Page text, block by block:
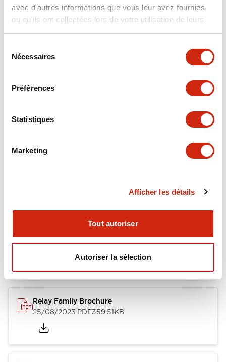
avec d'autres informations que vous leur avez fournies
ou qu'ils ont collectées lors de votre utilisation de leurs
services.
Nécessaires
Préférences
Statistiques
Marketing
Afficher les détails
Tout autoriser
Autoriser la sélection
Spécifications Tout développer
Documents et fichiers
Fichiers CAO Approbations Et
RH Series Power Relays
12/05/2026.PDF450.14KB
Relay Family Brochure
25/08/2023.PDF359.51KB